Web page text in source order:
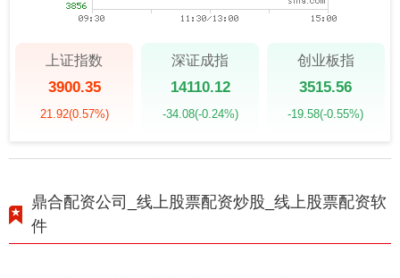
上证指数
3900.35
21.92(0.57%)
深证成指
14110.12
-34.08(-0.24%)
创业板指
3515.56
-19.58(-0.55%)
鼎合配资公司_线上股票配资炒股_线上股票配资软
件